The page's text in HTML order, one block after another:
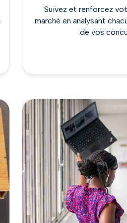
Suivez et renforcez
marché en analysant
de vos